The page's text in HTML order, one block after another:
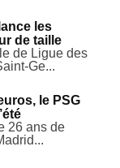
les
de taille
de Ligue des
Ge...
le PSG
26 ans de